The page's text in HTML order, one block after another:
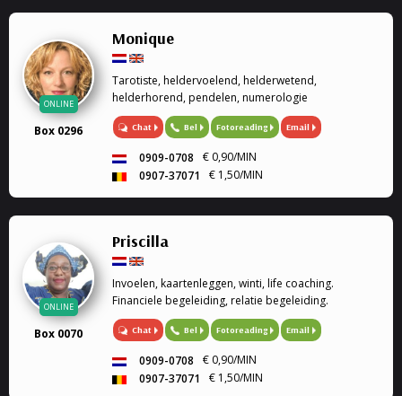
ONLINE
Box 0296
Monique
Tarotiste, heldervoelend, helderwetend,
helderhorend, pendelen, numerologie
Chat Bel Fotoreading Email
0909-0708
€ 0,90/MIN
0907-37071
€ 1,50/MIN
ONLINE
Box 0070
Priscilla
Invoelen, kaartenleggen, winti, life coaching.
Financiele begeleiding, relatie begeleiding.
Chat Bel Fotoreading Email
0909-0708
€ 0,90/MIN
0907-37071
€ 1,50/MIN